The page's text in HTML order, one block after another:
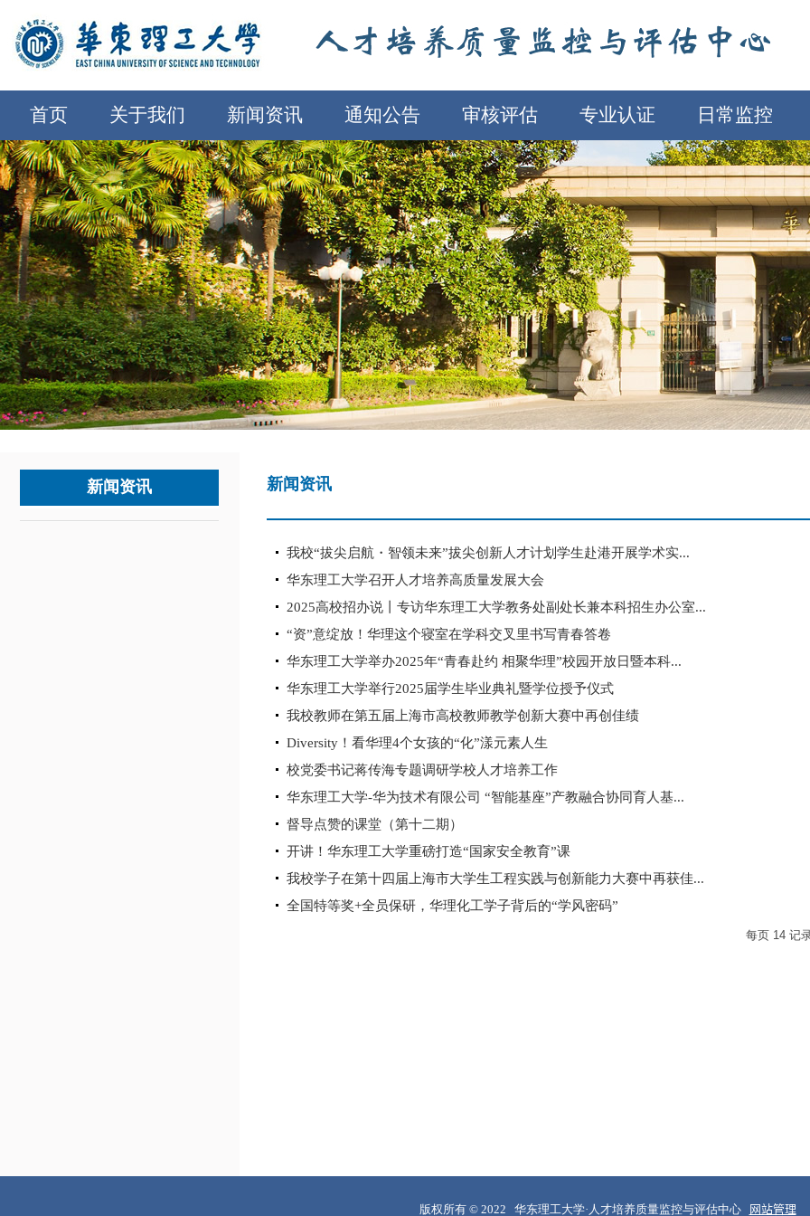
首页 关于我们 新闻资讯 通知公告 审核评估 专业认证 日常监控
新闻资讯 新闻资讯
我校“拔尖启航・智领未来”拔尖创新人才计划学生赴港开展学术实...
华东理工大学召开人才培养高质量发展大会
2025高校招办说丨专访华东理工大学教务处副处长兼本科招生办公室...
“资”意绽放！华理这个寝室在学科交叉里书写青春答卷
华东理工大学举办2025年“青春赴约 相聚华理”校园开放日暨本科...
华东理工大学举行2025届学生毕业典礼暨学位授予仪式
我校教师在第五届上海市高校教师教学创新大赛中再创佳绩
Diversity！看华理4个女孩的“化”漾元素人生
校党委书记蒋传海专题调研学校人才培养工作
华东理工大学-华为技术有限公司 “智能基座”产教融合协同育人基...
督导点赞的课堂（第十二期）
开讲！华东理工大学重磅打造“国家安全教育”课
我校学子在第十四届上海市大学生工程实践与创新能力大赛中再获佳...
全国特等奖+全员保研，华理化工学子背后的“学风密码”
每页 14 记
版权所有 © 2022 华东理工大学·人才培养质量监控与评估中心 网站管理